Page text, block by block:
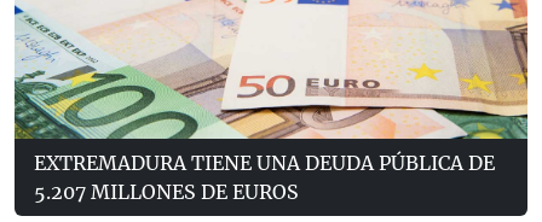
EXTREMADURA TIENE UNA DEUDA PÚBLICA DE
5.207 MILLONES DE EUROS